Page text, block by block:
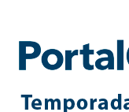
content